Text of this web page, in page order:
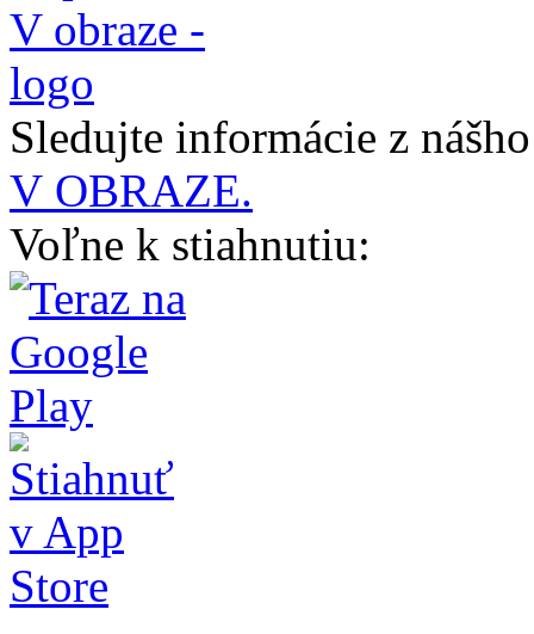
Sledujte informácie z
V OBRAZE.
Voľne k stiahnutiu: